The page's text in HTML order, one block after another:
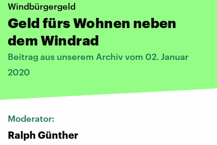
Windbürgergeld
Geld fürs Wohnen neben
dem Windrad
Beitrag aus unserem Archiv vom 02. Januar
2020
Moderator:
Ralph Günther